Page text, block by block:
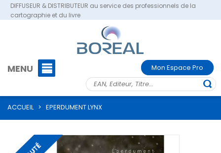
DIFFUSEUR & DISTRIBUTEUR au service des professionnels de la
cartographie et du livre
MENU Mon Espace Pro
ACCUEIL > EPERDUMENT LYNX